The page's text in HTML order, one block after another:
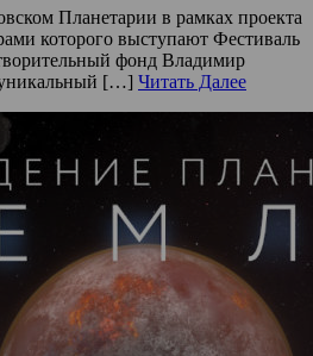
Планетарии в рамках проекта
которого выступают Фестиваль
фонд Владимир
уникальный […] Читать Далее